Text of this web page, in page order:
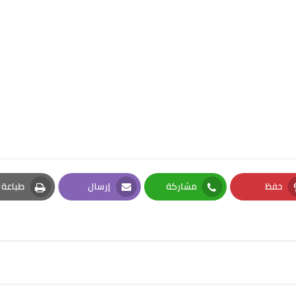
حفظ
Pinterest
مشاركة
Whatsapp
إرسال
Email
طباعة
Print